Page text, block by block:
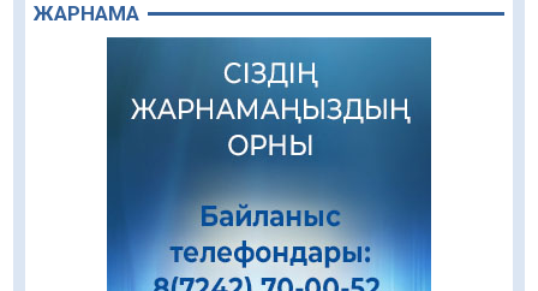
Құрылтай сайлауы – азаматтық ұстанымды
танытатын маңызды қадам
Қызылордада «Саналы ұрпақ – жарқын
болашақ» атты кеңейтілген мәжіліс өтті
Open Air: Қызылорда облысы полиция
департаменті 20 мыңнан астам көрерменнің
қауіпсіздігін қамтамасыз етті
ЖАРНАМА